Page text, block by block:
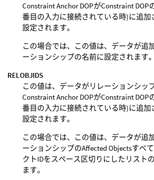
Constraint Anchor DOPがConstraint DOP
番目の入力に接続されている時)に追加
設定されます。
この場合では、この値は、データが追
ーションシップの名前に設定されます。
RELOBJIDS
この値は、データがリレーションシッ
Constraint Anchor DOPがConstraint DOP
番目の入力に接続されている時)に追加
設定されます。
この場合では、この値は、データが追
ーションシップのAffected Objectsすべ
クトIDをスペース区切りにしたリスト
ます。